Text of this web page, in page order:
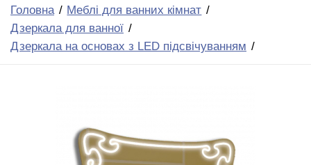
Головна
Меблі для ванних кімнат
Дзеркала для ванної
Дзеркала на основах з LED підсвічуванням